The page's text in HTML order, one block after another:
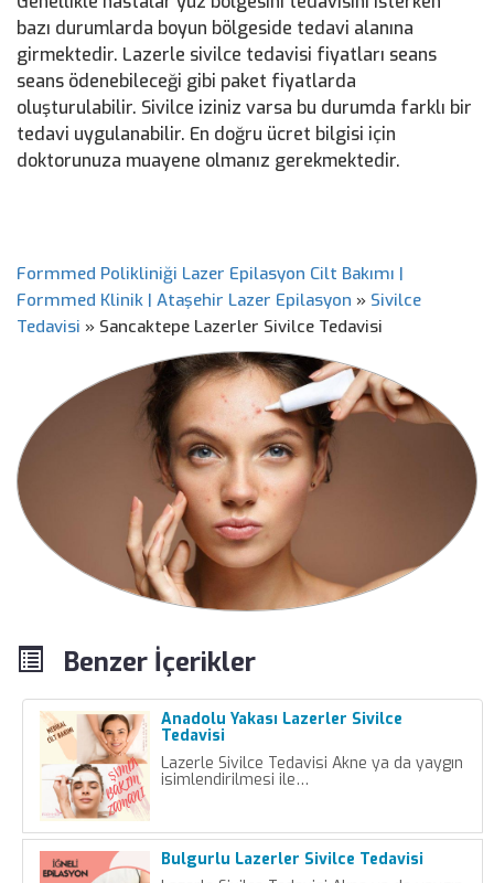
bazı durumlarda boyun bölgeside tedavi alanına
girmektedir. Lazerle sivilce tedavisi fiyatları seans
seans ödenebileceği gibi paket fiyatlarda
oluşturulabilir. Sivilce iziniz varsa bu durumda farklı bir
tedavi uygulanabilir. En doğru ücret bilgisi için
doktorunuza muayene olmanız gerekmektedir.
Formmed Polikliniği Lazer Epilasyon Cilt Bakımı |
Formmed Klinik | Ataşehir Lazer Epilasyon » Sivilce
Tedavisi » Sancaktepe Lazerler Sivilce Tedavisi
Benzer İçerikler
Anadolu Yakası Lazerler Sivilce
Tedavisi
Lazerle Sivilce Tedavisi Akne ya da yaygın
isimlendirilmesi ile…
Bulgurlu Lazerler Sivilce Tedavisi